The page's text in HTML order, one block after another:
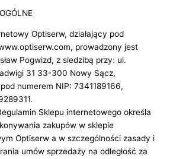
Optiserw, działający pod
prowadzony jest
Pogwizd, z siedzibą przy: ul.
31 33-300 Nowy Sącz,
numerem NIP: 7341189166,
Sklepu internetowego określa
zakupów w sklepie
Optiserw a w szczególności zasady i
umów sprzedaży na odległość za